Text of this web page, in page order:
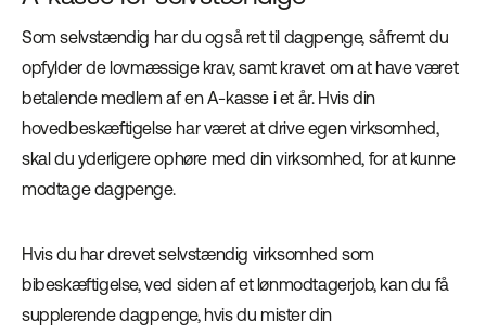
Som selvstændig har du også ret til dagpenge, såfremt du
opfylder de lovmæssige krav, samt kravet om at have været
betalende medlem af en A-kasse i et år. Hvis din
hovedbeskæftigelse har været at drive egen virksomhed,
skal du yderligere ophøre med din virksomhed, for at kunne
modtage dagpenge.
Hvis du har drevet selvstændig virksomhed som
bibeskæftigelse, ved siden af et lønmodtagerjob, kan du få
supplerende dagpenge, hvis du mister din